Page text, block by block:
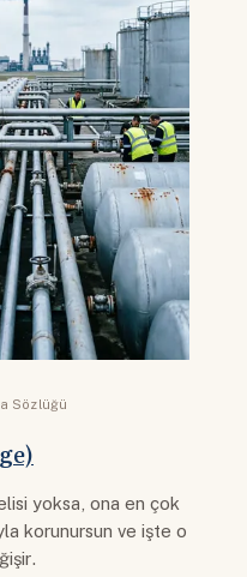
Sözlüğü
yoksa, ona en çok
korunursun ve işte o